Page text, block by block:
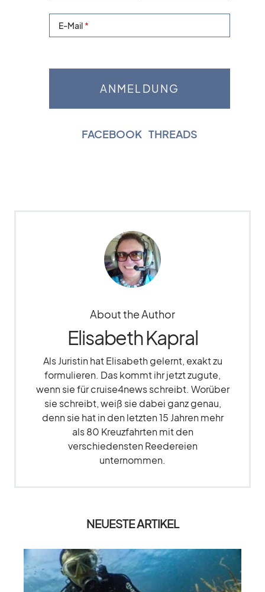
E-Mail
FACEBOOK THREADS
About the Author
Elisabeth Kapral
Als Juristin hat Elisabeth gelernt, exakt zu
formulieren. Das kommt ihr jetzt zugute,
wenn sie für cruise4news schreibt. Worüber
sie schreibt, weiß sie dabei ganz genau,
denn sie hat in den letzten 15 Jahren mehr
als 80 Kreuzfahrten mit den
verschiedensten Reedereien
unternommen.
NEUESTE ARTIKEL